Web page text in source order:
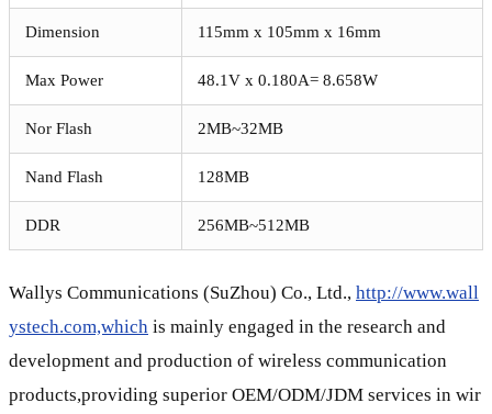
Dimension 115mm x 105mm x 16mm
Max Power 48.1V x 0.180A= 8.658W
Nor Flash 2MB~32MB
Nand Flash 128MB
DDR 256MB~512MB
Wallys Communications (SuZhou) Co., Ltd., http://www.wall
ystech.com,which is mainly engaged in the research and
development and production of wireless communication
products,providing superior OEM/ODM/JDM services in wir